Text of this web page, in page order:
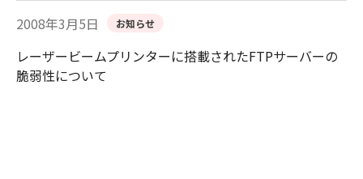
2008年3月5日 お知らせ
レーザービームプリンターに搭載されたFTPサーバーの
脆弱性について